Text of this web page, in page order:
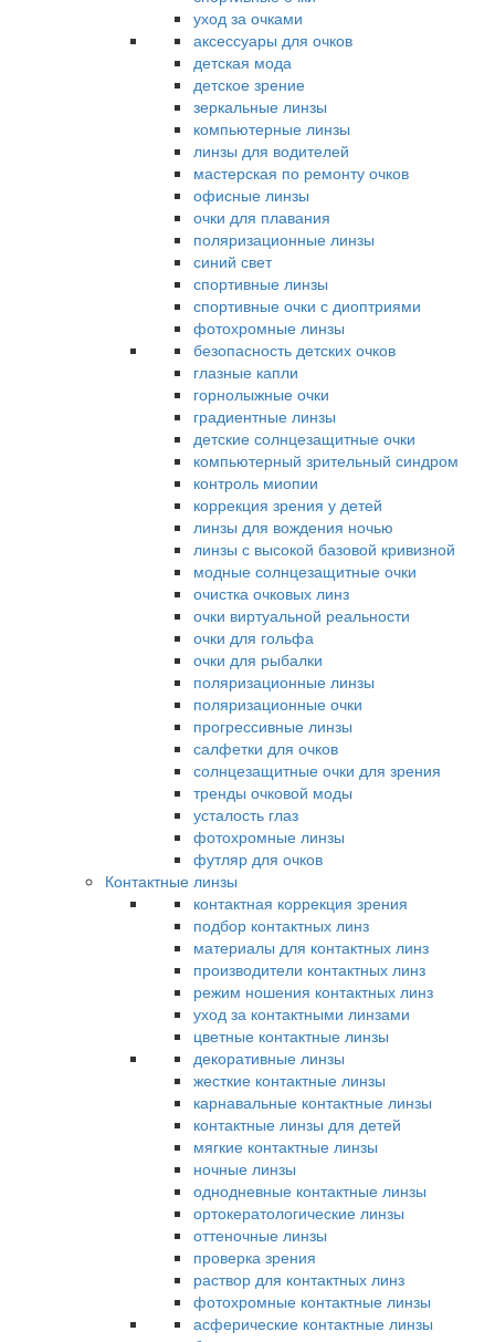
уход за очками
аксессуары для очков
детская мода
детское зрение
зеркальные линзы
компьютерные линзы
линзы для водителей
мастерская по ремонту очков
офисные линзы
очки для плавания
поляризационные линзы
синий свет
спортивные линзы
спортивные очки с диоптриями
фотохромные линзы
безопасность детских очков
глазные капли
горнолыжные очки
градиентные линзы
детские солнцезащитные очки
компьютерный зрительный синдром
контроль миопии
коррекция зрения у детей
линзы для вождения ночью
линзы с высокой базовой кривизной
модные солнцезащитные очки
очистка очковых линз
очки виртуальной реальности
очки для гольфа
очки для рыбалки
поляризационные линзы
поляризационные очки
прогрессивные линзы
салфетки для очков
солнцезащитные очки для зрения
тренды очковой моды
усталость глаз
фотохромные линзы
футляр для очков
Контактные линзы
контактная коррекция зрения
подбор контактных линз
материалы для контактных линз
производители контактных линз
режим ношения контактных линз
уход за контактными линзами
цветные контактные линзы
декоративные линзы
жесткие контактные линзы
карнавальные контактные линзы
контактные линзы для детей
мягкие контактные линзы
ночные линзы
однодневные контактные линзы
ортокератологические линзы
оттеночные линзы
проверка зрения
раствор для контактных линз
фотохромные контактные линзы
асферические контактные линзы